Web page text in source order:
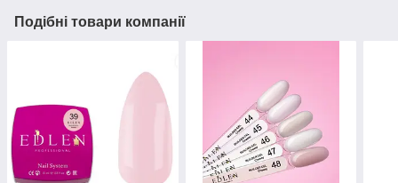
Подібні товари компанії